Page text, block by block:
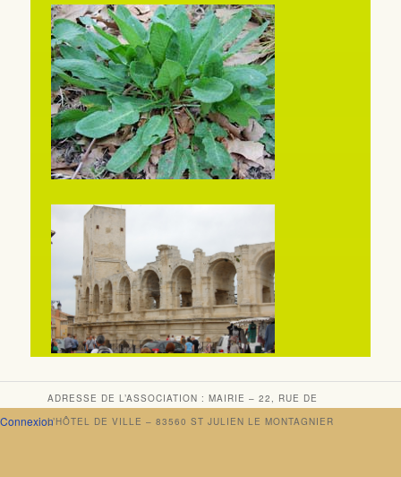
ADRESSE DE L’ASSOCIATION : MAIRIE – 22, RUE DE
L’HÔTEL DE VILLE – 83560 ST JULIEN LE MONTAGNIER
Connexion